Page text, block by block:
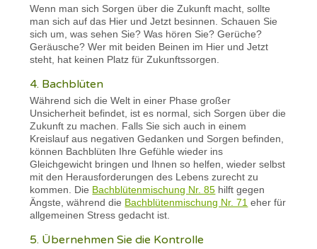
Wenn man sich Sorgen über die Zukunft macht, sollte
man sich auf das Hier und Jetzt besinnen. Schauen Sie
sich um, was sehen Sie? Was hören Sie? Gerüche?
Geräusche? Wer mit beiden Beinen im Hier und Jetzt
steht, hat keinen Platz für Zukunftssorgen.
4. Bachblüten
Während sich die Welt in einer Phase großer
Unsicherheit befindet, ist es normal, sich Sorgen über die
Zukunft zu machen. Falls Sie sich auch in einem
Kreislauf aus negativen Gedanken und Sorgen befinden,
können Bachblüten Ihre Gefühle wieder ins
Gleichgewicht bringen und Ihnen so helfen, wieder selbst
mit den Herausforderungen des Lebens zurecht zu
kommen. Die Bachblütenmischung Nr. 85 hilft gegen
Ängste, während die Bachblütenmischung Nr. 71 eher für
allgemeinen Stress gedacht ist.
5. Übernehmen Sie die Kontrolle